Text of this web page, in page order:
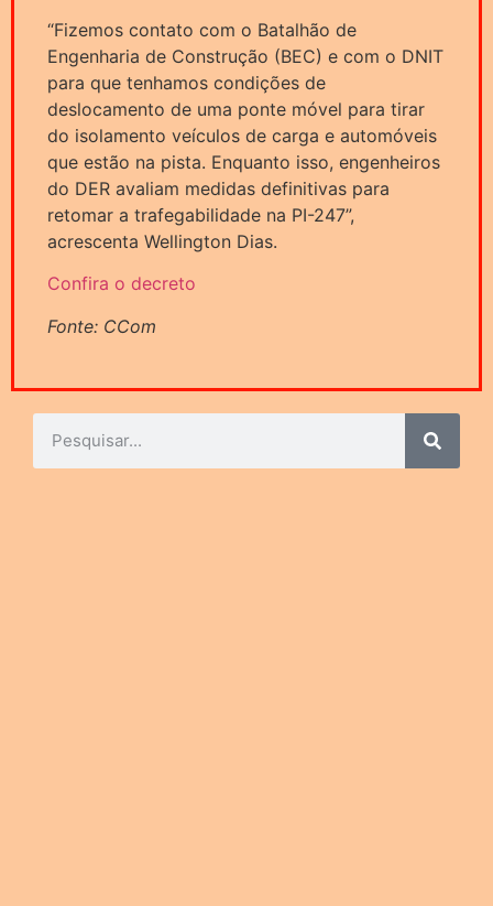
“Fizemos contato com o Batalhão de
Engenharia de Construção (BEC) e com o DNIT
para que tenhamos condições de
deslocamento de uma ponte móvel para tirar
do isolamento veículos de carga e automóveis
que estão na pista. Enquanto isso, engenheiros
do DER avaliam medidas definitivas para
retomar a trafegabilidade na PI-247”,
acrescenta Wellington Dias.
Confira o decreto
Fonte: CCom